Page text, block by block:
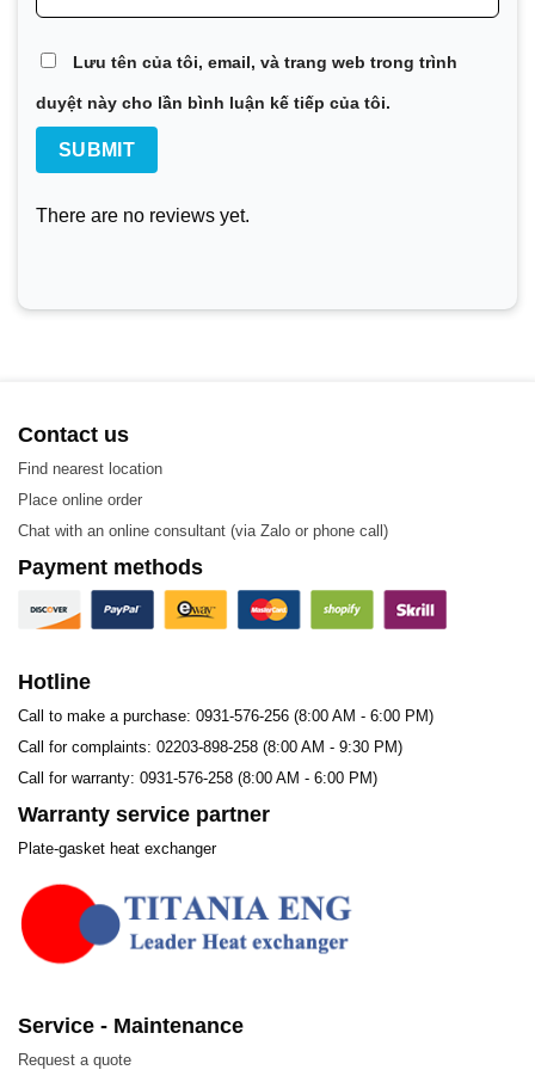
Các vật liệu được sử dụng trong sản xuất Plate – Tấm
Stainless steel (SUS304, SUS316L)
SM0254, SLX904
Titanium, Titanium-Paladium
Nickel, Nickel alloy
Hastelloy-B, Hastelloy-C
Đặc điểm của Alfa Laval WIDEGAP 200S/
WIDEGAP 350S Plate – Tấm trao đổi nhiệt
Hiệu suất trao đổi nhiệt cao – chi phí vận hành thấp
Công suất tùy biến – diện tích truyền nhiệt có thể
Lưu tên của tôi, email, và trang web trong trình
duyệt này cho lần bình luận kế tiếp của tôi.
There are no reviews yet.
Contact us
Find nearest location
Place online order
Chat with an online consultant (via Zalo or phone call)
Payment methods
Hotline
Call to make a purchase: 0931-576-256 (8:00 AM - 6:00 PM)
Call for complaints: 02203-898-258 (8:00 AM - 9:30 PM)
Call for warranty: 0931-576-258 (8:00 AM - 6:00 PM)
Warranty service partner
Plate-gasket heat exchanger
Service - Maintenance
Request a quote